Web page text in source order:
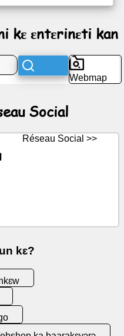
kɛ ɛntɛrinɛti kan
Webmap
Social
Réseau Social >>
kɛ?